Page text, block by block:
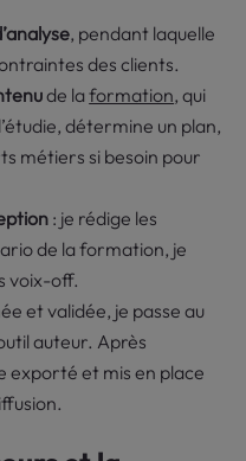
, pendant laquelle
des clients.
de laformation, qui
détermine un plan,
métiers si besoin pour
: je rédige les
de la formation, je
voix-off.
et validée, je passe au
auteur. Après
exporté et mis en place